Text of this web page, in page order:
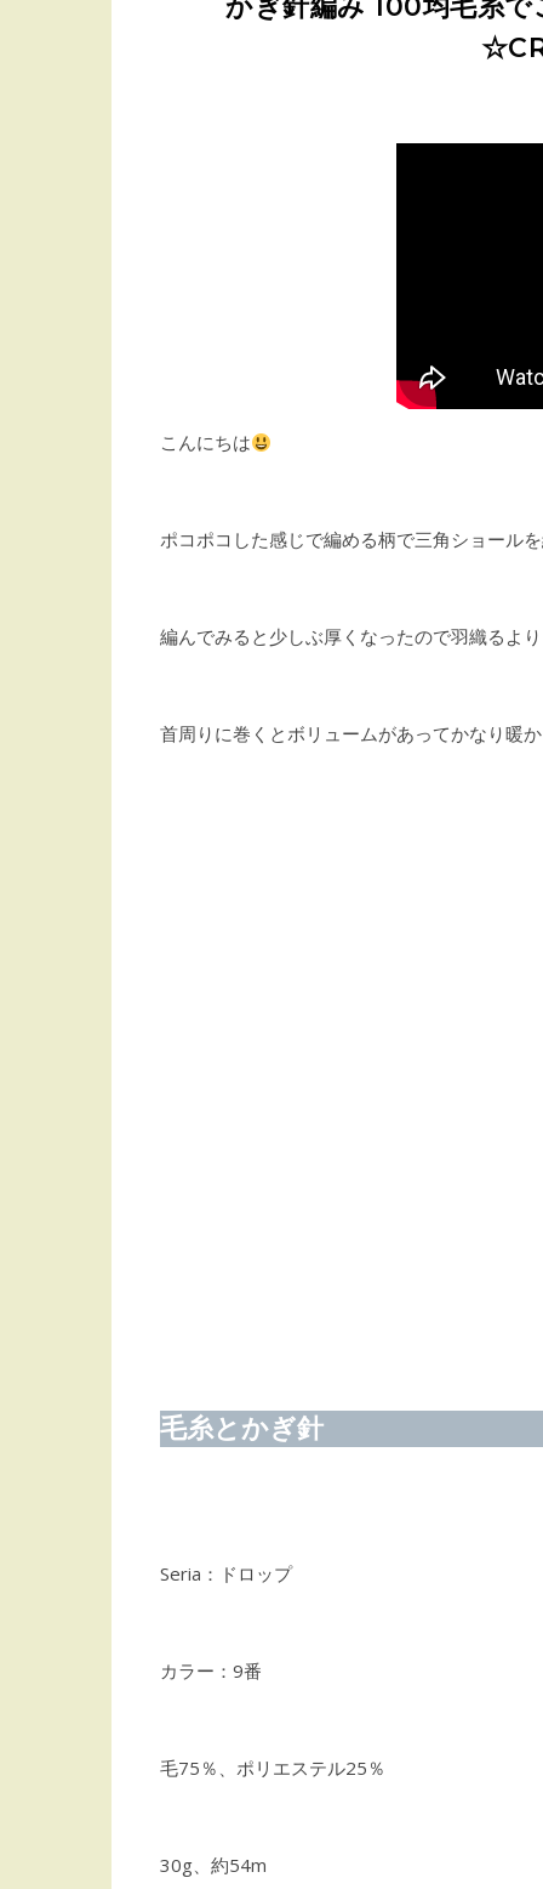
かぎ針編み 100均毛糸
こんにちは
ポコポコした感じで編める柄で三角ショール
編んでみると少しぶ厚くなったので羽織るよ
首周りに巻くとボリュームがあってかなり暖
毛糸とかぎ針
Seria：ドロップ
カラー：9番
毛75％、ポリエステル25％
30g、約54m